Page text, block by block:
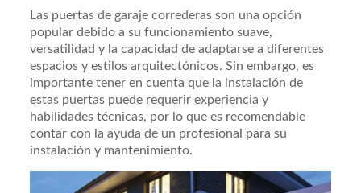
Las puertas de garaje correderas son una opción
popular debido a su funcionamiento suave,
versatilidad y la capacidad de adaptarse a diferentes
espacios y estilos arquitectónicos. Sin embargo, es
importante tener en cuenta que la instalación de
estas puertas puede requerir experiencia y
habilidades técnicas, por lo que es recomendable
contar con la ayuda de un profesional para su
instalación y mantenimiento.